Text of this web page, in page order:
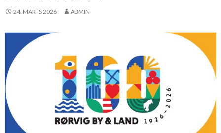
24. MARTS 2026 ADMIN